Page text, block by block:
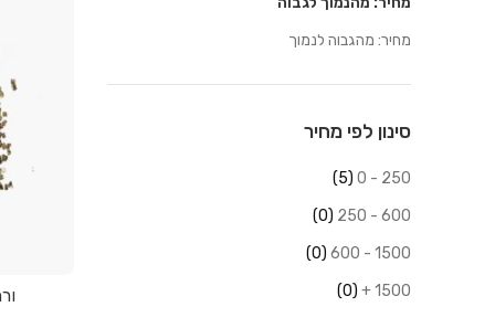
מחיר: מהגבוה לנמוך
סינון לפי מחיר
250 - 0
(5)
600 - 250
(0)
1500 - 600
(0)
1500 +
(0)